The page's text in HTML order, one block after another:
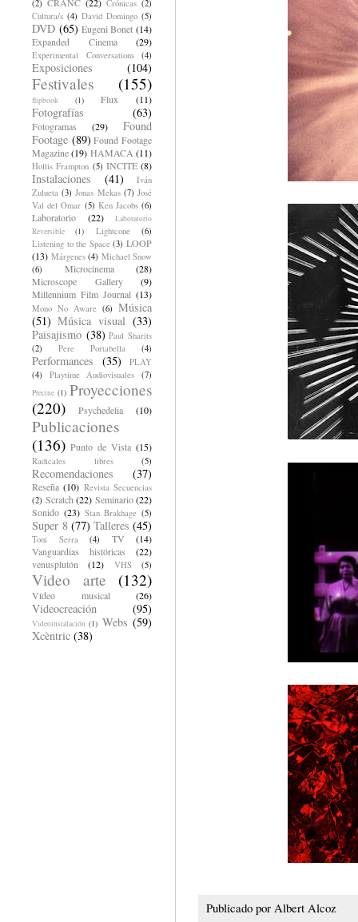
Publicado por Albert Alcoz
(2)
Crónicas (2)
Cultura/s (4) David Domingo (5)
DVD (65) Eugeni Bonet (14)
Expanded Cinema
(29)
Experimental Conversations (4)
Exposiciones (104)
Festivales (155)
flipbook (1) Flux (11)
Fotografías (63)
Fotogramas (29)
Found
Footage (89) Found Footage
Magazine (19) HAMACA (11)
Hollis Frampton (5) INCITE (8)
Instalaciones (41)
Iván
Zulueta (3) Jonas Mekas (7) José
Val del Omar (5) Ken Jacobs (6)
Laboratorio (22)
Laboratorio
Reversible
(1) Lightcone
(6)
Listening to the Space (3) LOOP
(13) Márgenes (4) Michael Snow
(6)
Microcinema
(28)
Microscope Gallery
(9)
Millennium Film Journal (13)
Mono No Aware (6) Música
(51) Música visual (33)
Paisajismo (38) Paul Sharits
(2)
Pere Portabella (4)
Performances (35)
PLAY
(4)
Playtime Audiovisuales (7)
Precine (1) Proyecciones
(220)
Psychedelia (10)
Publicaciones
(136) Punto de Vista (15)
Radicales libres (5)
Recomendaciones (37)
Reseña (10) Revista Secuencias
(2) Scratch (22) Seminario (22)
Sonido (23) Stan Brakhage (5)
Super 8 (77) Talleres (45)
Toni Serra (4) TV
(14)
Vanguardias históricas
(22)
venusplutón
(12) VHS (5)
Video arte (132)
Vídeo musical (26)
Videocreación (95)
Videoinstalación (1) Webs (59)
Xcèntric (38)